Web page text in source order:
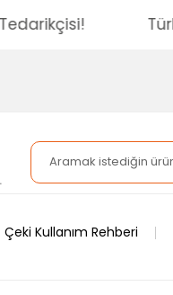
Tedarikçisi!
Kullanım Rehberi